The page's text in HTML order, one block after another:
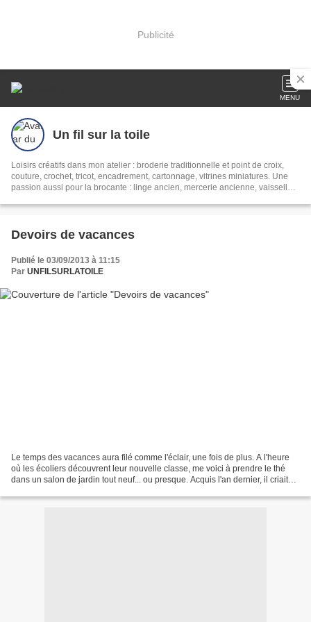
Publicité
MENU
Un fil sur la toile
Loisirs créatifs dans mon atelier : broderie traditionnelle et point de croix,
couture, crochet, tricot, encadrement, cartonnage, vitrines miniatures. Une
passion aussi pour la brocante : linge ancien, mercerie ancienne, vaisselle
Devoirs de vacances
Publié le 03/09/2013 à 11:15
Par UNFILSURLATOILE
Le temps des vacances aura filé comme l'éclair, une fois de plus. A l'heure
où les écoliers découvrent leur nouvelle classe, me voici à prendre le thé
dans un salon de jardin tout neuf... ou presque. Acquis l'an dernier, il criait